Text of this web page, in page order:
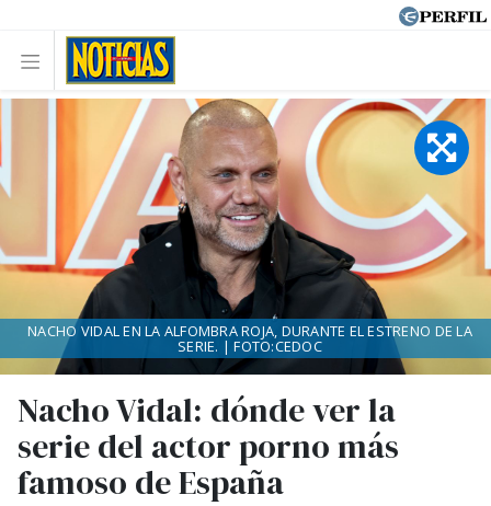
Nacho Vidal: dónde ver la
serie del actor porno más
famoso de España
NACHO VIDAL EN LA ALFOMBRA ROJA, DURANTE EL ESTRENO DE LA
SERIE. | FOTO:CEDOC